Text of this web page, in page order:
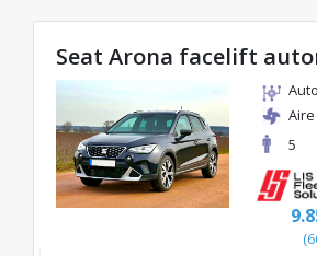
Seat Arona facelift
5